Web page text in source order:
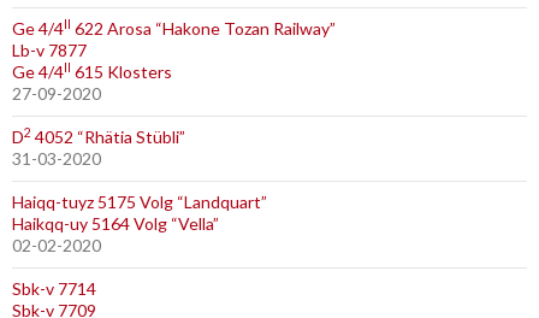
Ge 4/4II 622 Arosa “Hakone Tozan Railway”
Lb-v 7877
Ge 4/4II 615 Klosters
27-09-2020
D2 4052 “Rhätia Stübli”
31-03-2020
Haiqq-tuyz 5175 Volg “Landquart”
Haikqq-uy 5164 Volg “Vella”
02-02-2020
Sbk-v 7714
Sbk-v 7709